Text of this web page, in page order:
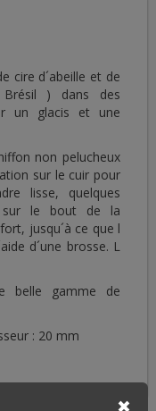
cire d´abeille et de
) dans des
un glacis et une
non pelucheux
sur le cuir pour
lisse, quelques
sur le bout de la
jusqu´à ce que l
d´une brosse. L
belle gamme de
: 20 mm